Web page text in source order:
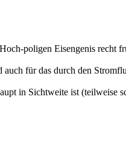
poligen Eisengenis recht
für das durch den
in Sichtweite ist (teilweise